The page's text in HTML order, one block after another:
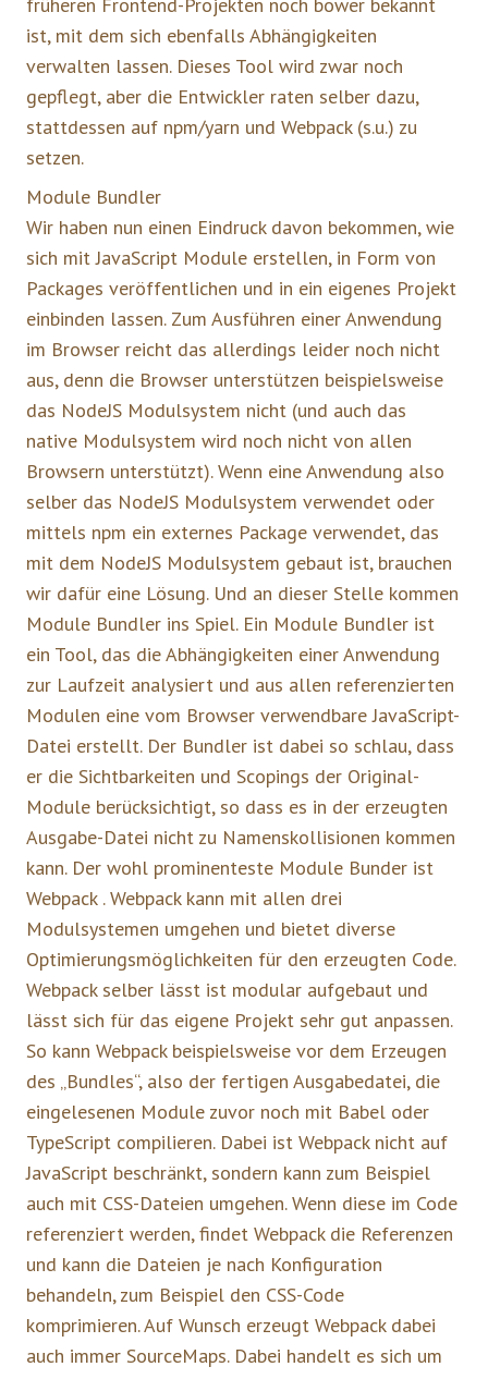
ist, mit dem sich ebenfalls Abhängigkeiten
verwalten lassen. Dieses Tool wird zwar noch
gepflegt, aber die Entwickler raten selber dazu,
stattdessen auf npm/yarn und Webpack (s.u.) zu
setzen.
Module Bundler
Wir haben nun einen Eindruck davon bekommen, wie
sich mit JavaScript Module erstellen, in Form von
Packages veröffentlichen und in ein eigenes Projekt
einbinden lassen. Zum Ausführen einer Anwendung
im Browser reicht das allerdings leider noch nicht
aus, denn die Browser unterstützen beispielsweise
das NodeJS Modulsystem nicht (und auch das
native Modulsystem wird noch nicht von allen
Browsern unterstützt). Wenn eine Anwendung also
selber das NodeJS Modulsystem verwendet oder
mittels npm ein externes Package verwendet, das
mit dem NodeJS Modulsystem gebaut ist, brauchen
wir dafür eine Lösung. Und an dieser Stelle kommen
Module Bundler ins Spiel. Ein Module Bundler ist
ein Tool, das die Abhängigkeiten einer Anwendung
zur Laufzeit analysiert und aus allen referenzierten
Modulen eine vom Browser verwendbare JavaScript-
Datei erstellt. Der Bundler ist dabei so schlau, dass
er die Sichtbarkeiten und Scopings der Original-
Module berücksichtigt, so dass es in der erzeugten
Ausgabe-Datei nicht zu Namenskollisionen kommen
kann. Der wohl prominenteste Module Bunder ist
Webpack . Webpack kann mit allen drei
Modulsystemen umgehen und bietet diverse
Optimierungsmöglichkeiten für den erzeugten Code.
Webpack selber lässt ist modular aufgebaut und
lässt sich für das eigene Projekt sehr gut anpassen.
So kann Webpack beispielsweise vor dem Erzeugen
des „Bundles“, also der fertigen Ausgabedatei, die
eingelesenen Module zuvor noch mit Babel oder
TypeScript compilieren. Dabei ist Webpack nicht auf
JavaScript beschränkt, sondern kann zum Beispiel
auch mit CSS-Dateien umgehen. Wenn diese im Code
referenziert werden, findet Webpack die Referenzen
und kann die Dateien je nach Konfiguration
behandeln, zum Beispiel den CSS-Code
komprimieren. Auf Wunsch erzeugt Webpack dabei
auch immer SourceMaps. Dabei handelt es sich um